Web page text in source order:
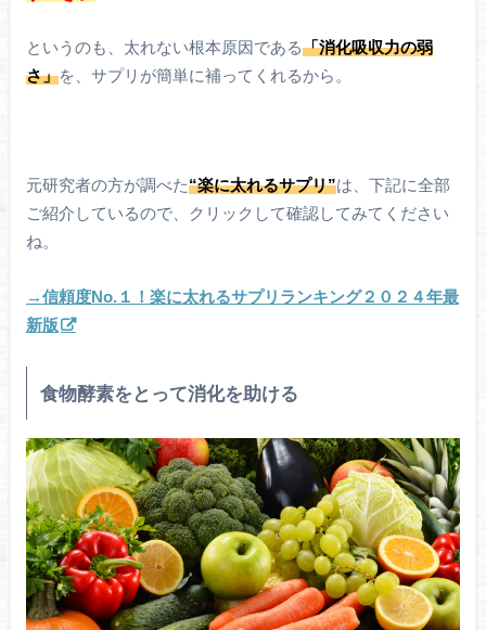
というのも、太れない根本原因である「消化吸収力の弱
さ」を、サプリが簡単に補ってくれるから。
元研究者の方が調べた“楽に太れるサプリ”は、下記に全部
ご紹介しているので、クリックして確認してみてください
ね。
→信頼度No.１！楽に太れるサプリランキング２０２４年最
新版
食物酵素をとって消化を助ける